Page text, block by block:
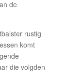
de
rustig
komt
die volgden